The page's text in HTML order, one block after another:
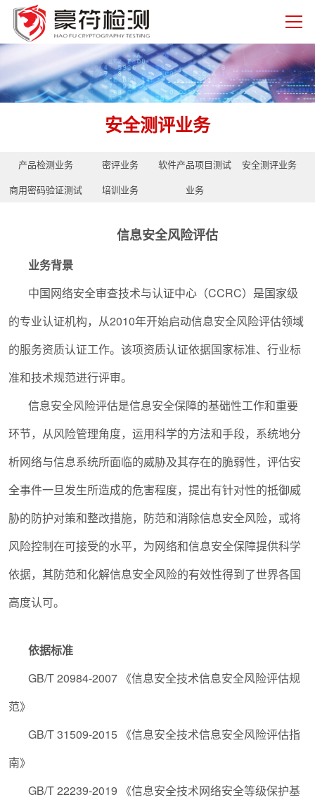
安全测评业务
产品检测业务 密评业务
软件产品项目测试
业务
安全测评业务
商用密码验证测试
培训业务
信息安全风险评估
业务背景
中国网络安全审查技术与认证中心（CCRC）是国家级
的专业认证机构，从2010年开始启动信息安全风险评估领域
的服务资质认证工作。该项资质认证依据国家标准、行业标
准和技术规范进行评审。
信息安全风险评估是信息安全保障的基础性工作和重要
环节，从风险管理角度，运用科学的方法和手段，系统地分
析网络与信息系统所面临的威胁及其存在的脆弱性，评估安
全事件一旦发生所造成的危害程度，提出有针对性的抵御威
胁的防护对策和整改措施，防范和消除信息安全风险，或将
风险控制在可接受的水平，为网络和信息安全保障提供科学
依据，其防范和化解信息安全风险的有效性得到了世界各国
高度认可。
依据标准
GB/T 20984-2007 《信息安全技术信息安全风险评估规
范》
GB/T 31509-2015 《信息安全技术信息安全风险评估指
南》
GB/T 22239-2019 《信息安全技术网络安全等级保护基